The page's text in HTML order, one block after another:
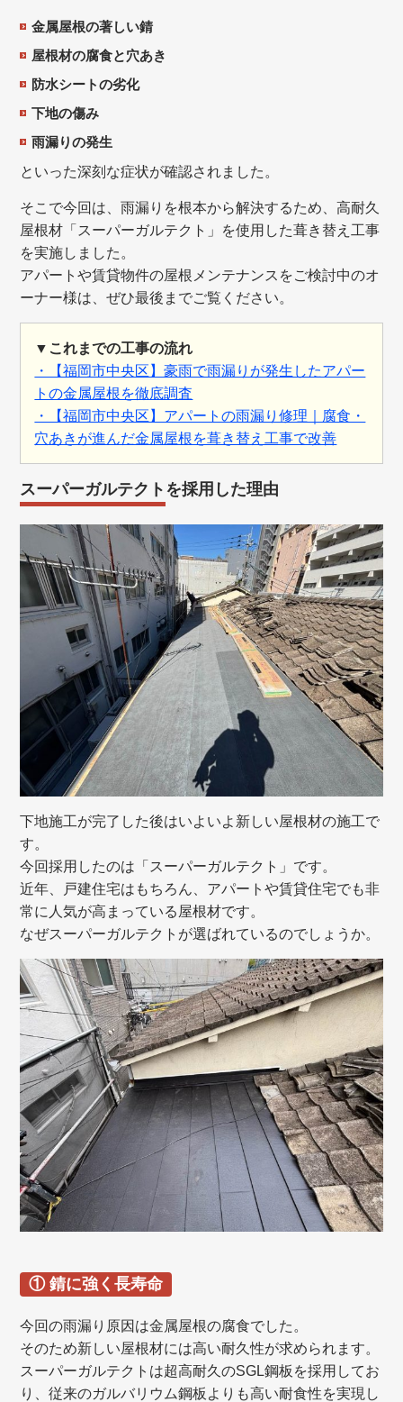
金属屋根の著しい錆
屋根材の腐食と穴あき
防水シートの劣化
下地の傷み
雨漏りの発生
といった深刻な症状が確認されました。
そこで今回は、雨漏りを根本から解決するため、高耐久
屋根材「スーパーガルテクト」を使用した葺き替え工事
を実施しました。
アパートや賃貸物件の屋根メンテナンスをご検討中のオ
ーナー様は、ぜひ最後までご覧ください。
▼これまでの工事の流れ
・【福岡市中央区】豪雨で雨漏りが発生したアパー
トの金属屋根を徹底調査
・【福岡市中央区】アパートの雨漏り修理｜腐食・
穴あきが進んだ金属屋根を葺き替え工事で改善
スーパーガルテクトを採用した理由
下地施工が完了した後はいよいよ新しい屋根材の施工で
す。
今回採用したのは「スーパーガルテクト」です。
近年、戸建住宅はもちろん、アパートや賃貸住宅でも非
常に人気が高まっている屋根材です。
なぜスーパーガルテクトが選ばれているのでしょうか。
① 錆に強く長寿命
今回の雨漏り原因は金属屋根の腐食でした。
そのため新しい屋根材には高い耐久性が求められます。
スーパーガルテクトは超高耐久のSGL鋼板を採用してお
り、従来のガルバリウム鋼板よりも高い耐食性を実現し